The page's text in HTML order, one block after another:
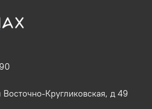
Восточно-Кругликовская, д 49